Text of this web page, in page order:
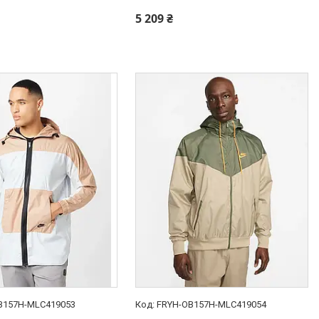
5 209 ₴
MLC419053 FRYH-OB157H-MLC419054